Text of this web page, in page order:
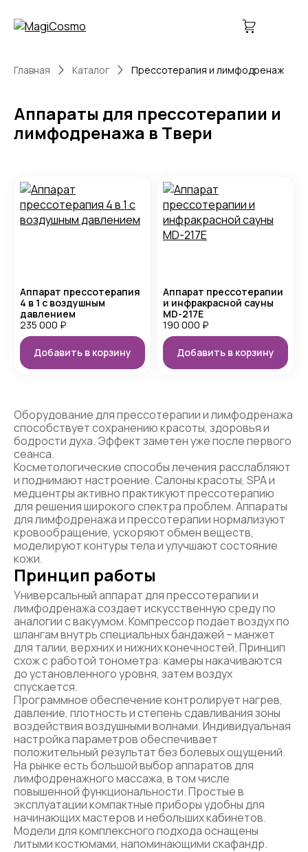
Главная Каталог Прессотерапия и лимфодренаж
Аппараты для прессотерапии и
лимфодренажа в Твери
Аппарат прессотерапия
4 в 1 с воздушным
давлением
235 000 ₽
Добавить в корзину
Аппарат прессотерапии
и инфракрасной сауны
MD-217E
190 000 ₽
Добавить в корзину
Оборудование для прессотерапии и лимфодренажа
способствует сохранению красоты, здоровья и
бодрости духа. Эффект заметен уже после первого
сеанса.
Косметологические способы лечения расслабляют
и поднимают настроение. Салоны красоты, SPA и
медцентры активно практикуют прессотерапию
для решения широкого спектра проблем. Аппараты
для лимфодренажа и прессотерапии нормализуют
кровообращение, ускоряют обмен веществ,
моделируют контуры тела и улучшают состояние
кожи.
Принцип работы
Универсальный аппарат для прессотерапии и
лимфодренажа создает искусственную среду по
аналогии с вакуумом. Компрессор подает воздух по
шлангам внутрь специальных бандажей – манжет
для талии, верхних и нижних конечностей. Принцип
схож с работой тонометра: камеры накачиваются
до установленного уровня, затем воздух
спускается.
Программное обеспечение контролирует нагрев,
давление, плотность и степень сдавливания зоны
воздействия воздушными волнами. Индивидуальная
настройка параметров обеспечивает
положительный результат без болевых ощущений.
На рынке есть большой выбор аппаратов для
лимфодренажного массажа, в том числе
повышенной функциональности. Простые в
эксплуатации компактные приборы удобны для
начинающих мастеров и небольших кабинетов.
Модели для комплексного подхода оснащены
литыми костюмами, напоминающими скафандр.